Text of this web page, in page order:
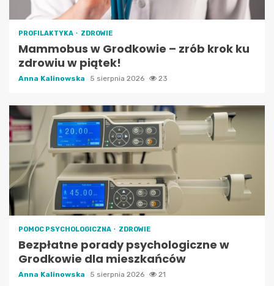
PROFILAKTYKA ZDROWIE
Mammobus w Grodkowie – zrób krok ku
zdrowiu w piątek!
Anna Kalinowska 5 sierpnia 2026 23
POMOC PSYCHOLOGICZNA ZDROWIE
Bezpłatne porady psychologiczne w
Grodkowie dla mieszkańców
Anna Kalinowska 5 sierpnia 2026 21